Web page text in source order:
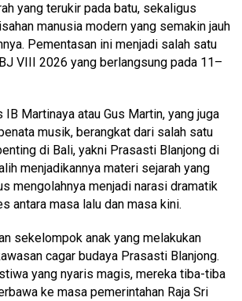
yang terukir pada batu, sekaligus
manusia modern yang semakin jauh
Pementasan ini menjadi salah satu
VIII 2026 yang berlangsung pada 11–
Martinaya atau Gus Martin, yang juga
musik, berangkat dari salah satu
di Bali, yakni Prasasti Blanjong di
menjadikannya materi sejarah yang
mengolahnya menjadi narasi dramatik
antara masa lalu dan masa kini.
sekelompok anak yang melakukan
cagar budaya Prasasti Blanjong.
yang nyaris magis, mereka tiba-tiba
ke masa pemerintahan Raja Sri